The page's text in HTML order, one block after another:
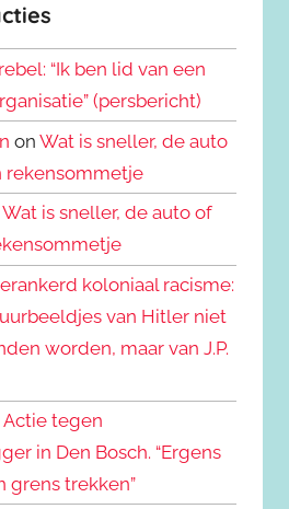
“Ik ben lid van een
(persbericht)
onWat is sneller, de auto
rekensommetje
Wat is sneller, de auto of
koloniaal racisme:
van Hitler niet
worden, maar van J.P.
Actie tegen
in Den Bosch. “Ergens
grens trekken”